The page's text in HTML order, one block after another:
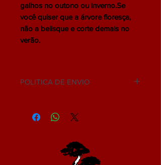
galhos no outono ou inverno.Se
você quiser que a árvore floresça,
não a belisque e corte demais no
verão.
POLITICA DE ENVIO